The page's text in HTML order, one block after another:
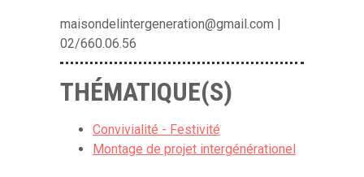
maisondelintergeneration@gmail.com |
02/660.06.56
THÉMATIQUE(S)
Convivialité - Festivité
Montage de projet intergénérationel